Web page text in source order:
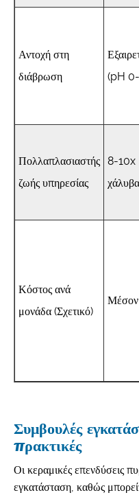
Αντοχή στη
διάβρωση
(pH
Πολλαπλασιαστής
ζωής υπηρεσίας
8-10x
Κόστος ανά
μονάδα (Σχετικό)
Μέσον
Συμβουλές
πρακτικές
Οι κεραμικές επενδύσεις
εγκατάσταση, καθώς